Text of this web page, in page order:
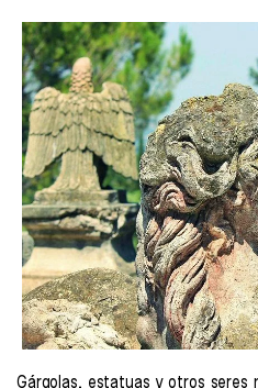
Gárgolas, estatuas y otros seres